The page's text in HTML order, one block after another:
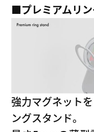
■プレミアムリ
強力マグネット
ングスタンド。